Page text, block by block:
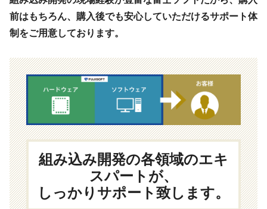
前はもちろん、購入後でも安心していただけるサポート体
制をご用意しております。
組み込み開発の各領域のエキ
スパートが、
しっかりサポート致します。